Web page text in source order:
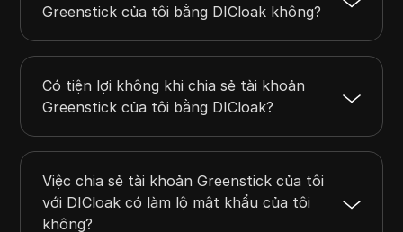
Greenstick của tôi bằng DICloak không?
Có tiện lợi không khi chia sẻ tài khoản
Greenstick của tôi bằng DICloak?
Việc chia sẻ tài khoản Greenstick của tôi
với DICloak có làm lộ mật khẩu của tôi
không?